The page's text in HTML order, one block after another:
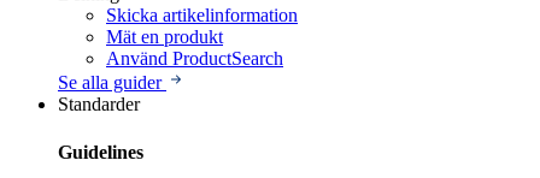
Skicka artikelinformation
Mät en produkt
Använd ProductSearch
Se alla guider
Standarder
Guidelines